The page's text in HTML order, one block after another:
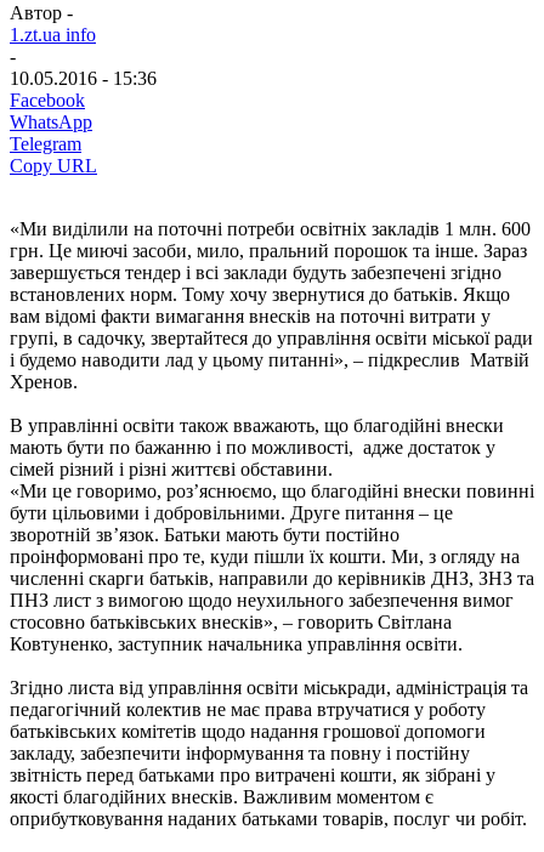
Автор -
1.zt.ua info
-
10.05.2016 - 15:36
Facebook
WhatsApp
Telegram
Copy URL
«Ми виділили на поточні потреби освітніх закладів 1 млн. 600
грн. Це миючі засоби, мило, пральний порошок та інше. Зараз
завершується тендер і всі заклади будуть забезпечені згідно
встановлених норм. Тому хочу звернутися до батьків. Якщо
вам відомі факти вимагання внесків на поточні витрати у
групі, в садочку, звертайтеся до управління освіти міської ради
і будемо наводити лад у цьому питанні», – підкреслив Матвій
Хренов.
В управлінні освіти також вважають, що благодійні внески
мають бути по бажанню і по можливості, адже достаток у
сімей різний і різні життєві обставини.
«Ми це говоримо, роз’яснюємо, що благодійні внески повинні
бути цільовими і добровільними. Друге питання – це
зворотній зв’язок. Батьки мають бути постійно
проінформовані про те, куди пішли їх кошти. Ми, з огляду на
численні скарги батьків, направили до керівників ДНЗ, ЗНЗ та
ПНЗ лист з вимогою щодо неухильного забезпечення вимог
стосовно батьківських внесків», – говорить Світлана
Ковтуненко, заступник начальника управління освіти.
Згідно листа від управління освіти міськради, адміністрація та
педагогічний колектив не має права втручатися у роботу
батьківських комітетів щодо надання грошової допомоги
закладу, забезпечити інформування та повну і постійну
звітність перед батьками про витрачені кошти, як зібрані у
якості благодійних внесків. Важливим моментом є
оприбутковування наданих батьками товарів, послуг чи робіт.